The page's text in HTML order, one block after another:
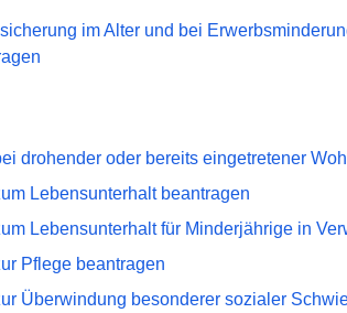
im Alter und bei
drohender oder bereits eingetretener
Lebensunterhalt beantragen
Lebensunterhalt für Minderjährige in
Pflege beantragen
Überwindung besonderer sozialer